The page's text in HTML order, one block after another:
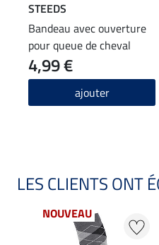
STEEDS
Bandeau avec ouverture
pour queue de cheval
4,99 €
ajouter
LES CLIENTS ONT
NOUVEAU